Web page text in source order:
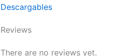
Descargables
Reviews
There are no reviews yet.